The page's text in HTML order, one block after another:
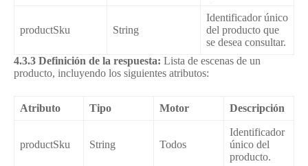
productSku String
Identificador único
del producto que
se desea consultar.
4.3.3 Definición de la respuesta: Lista de escenas de un
producto, incluyendo los siguientes atributos:
Atributo Tipo Motor Descripción
productSku String Todos
Identificador
único del
producto.